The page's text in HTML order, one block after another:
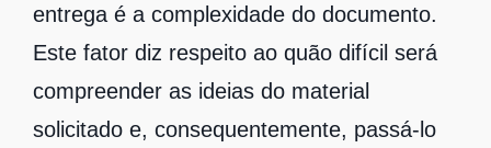
entrega é a complexidade do documento.
Este fator diz respeito ao quão difícil será
compreender as ideias do material
solicitado e, consequentemente, passá-lo